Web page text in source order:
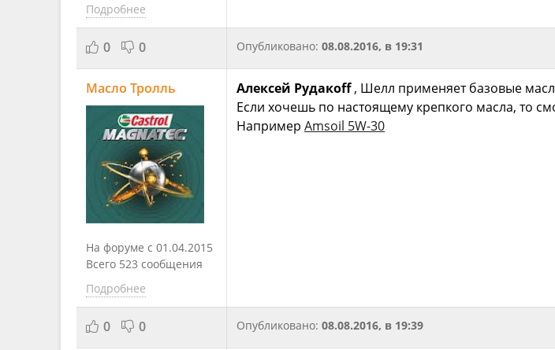
Подробнее
0 0 Опубликовано: 08.08.2016, в 19:31
Масло Тролль
На форуме с 01.04.2015
Всего 523 сообщения
Подробнее
Алексей Рудакоff, Шелл применяет базовые
Если хочешь по настоящему крепкого масла, то
Например Amsoil 5W-30
0 0 Опубликовано: 08.08.2016, в 19:39